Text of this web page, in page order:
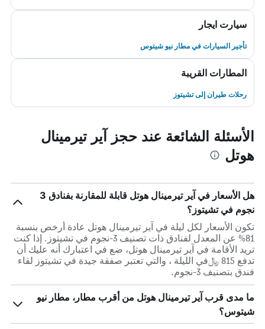
سيارت ايجار
تأجير السيارات في مطار نيو شيتوس
المطارات القريبة
رحلات طيران إلى تشيتوز
الأسئلة الشائعة عند حجز آير تيرمينال
هوتل
هل الأسعار في آير تيرمينال هوتل قابلة للمقارنة بفنادق 3
نجوم في تشيتوز؟
تكون الأسعار لكل ليلة في آير تيرمينال هوتل عادة أرخص بنسبة
81% عن المعدل لفنادق ذات تصنيف 3-نجوم في تشيتوز. إذا كنت
تريد الأقامة في آير تيرمينال هوتل، ضع في اعتبارك أنه عليك أن
تدفع 815 ﷼في الليلة ، والتي تعتبر صفقة جيدة في تشيتوز لقاء
فندق بتصنيف 3-نجوم.
ما مدى قرب آير تيرمينال هوتل من أقرب مطار، مطار نيو
شيتوس؟